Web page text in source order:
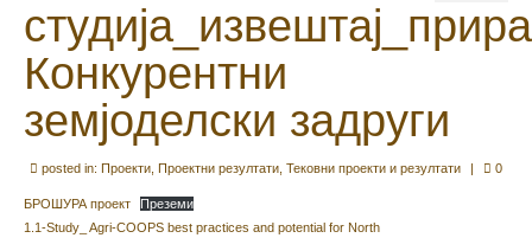
Конкурентни
земјоделски задруги
posted in: Проекти Проектни резултати Тековни проекти и резултати 0
БРОШУРА проект
Преземи
1.1-Study_ Agri-COOPS best practices and potential for North